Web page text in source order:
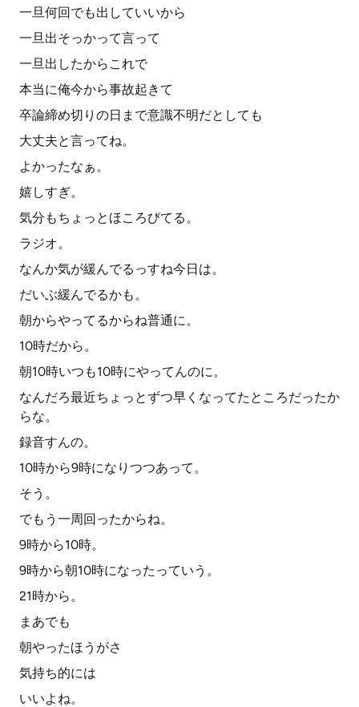
一旦何回でも出していいから
一旦出そっかって言って
一旦出したからこれで
本当に俺今から事故起きて
卒論締め切りの日まで意識不明だとしても
大丈夫と言ってね。
よかったなぁ。
嬉しすぎ。
気分もちょっとほころびてる。
ラジオ。
なんか気が緩んでるっすね今日は。
だいぶ緩んでるかも。
朝からやってるからね普通に。
10時だから。
朝10時いつも10時にやってんのに。
なんだろ最近ちょっとずつ早くなってたところだったか
らな。
録音すんの。
10時から9時になりつつあって。
そう。
でもう一周回ったからね。
9時から10時。
9時から朝10時になったっていう。
21時から。
まあでも
朝やったほうがさ
気持ち的には
いいよね。